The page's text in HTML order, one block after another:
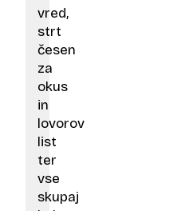
vred,
strt
česen
za
okus
in
lovorov
list
ter
vse
skupaj